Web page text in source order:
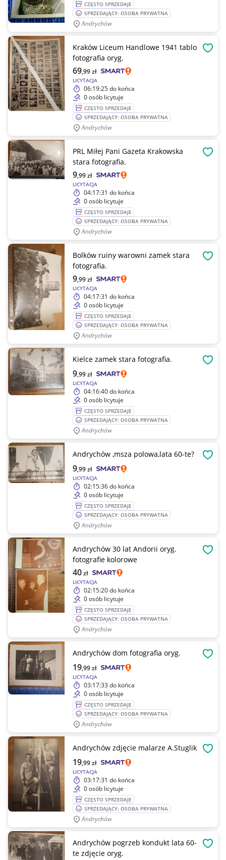
CZĘSTO SPRZEDAJE
SPRZEDAJĄCY: OSOBA PRYWATNA
Andrychów
Kraków Liceum Handlowe 1941 tablo
fotografia oryg.
LICYTACJA
69,99zł
06:19:25do końca
0 osób licytuje
CZĘSTO SPRZEDAJE
SPRZEDAJĄCY: OSOBA PRYWATNA
Andrychów
PRL Miłej Pani Gazeta Krakowska
stara fotografia.
LICYTACJA
9,99zł
04:17:31 do końca
0 osób licytuje
CZĘSTO SPRZEDAJE
SPRZEDAJĄCY: OSOBA PRYWATNA
Andrychów
Bolków ruiny warowni zamek stara
fotografia.
LICYTACJA
9,99zł
04:17:31 do końca
0 osób licytuje
CZĘSTO SPRZEDAJE
SPRZEDAJĄCY: OSOBA PRYWATNA
Andrychów
Kielce zamek stara fotografia.
LICYTACJA
9,99zł
04:16:40do końca
0 osób licytuje
CZĘSTO SPRZEDAJE
SPRZEDAJĄCY: OSOBA PRYWATNA
Andrychów
Andrychów ,msza polowa,lata 60-te?
LICYTACJA
9,99zł
02:15:36do końca
0 osób licytuje
CZĘSTO SPRZEDAJE
SPRZEDAJĄCY: OSOBA PRYWATNA
Andrychów
Andrychów 30 lat Andorii oryg.
fotografie kolorowe
LICYTACJA
40zł
02:15:20do końca
0 osób licytuje
CZĘSTO SPRZEDAJE
SPRZEDAJĄCY: OSOBA PRYWATNA
Andrychów
Andrychów dom fotografia oryg.
LICYTACJA
19,99zł
03:17:33do końca
0 osób licytuje
CZĘSTO SPRZEDAJE
SPRZEDAJĄCY: OSOBA PRYWATNA
Andrychów
Andrychów zdjęcie malarze A.Stuglik
LICYTACJA
19,99zł
03:17:31 do końca
0 osób licytuje
CZĘSTO SPRZEDAJE
SPRZEDAJĄCY: OSOBA PRYWATNA
Andrychów
Andrychów pogrzeb kondukt lata 60-
te zdjęcie oryg.